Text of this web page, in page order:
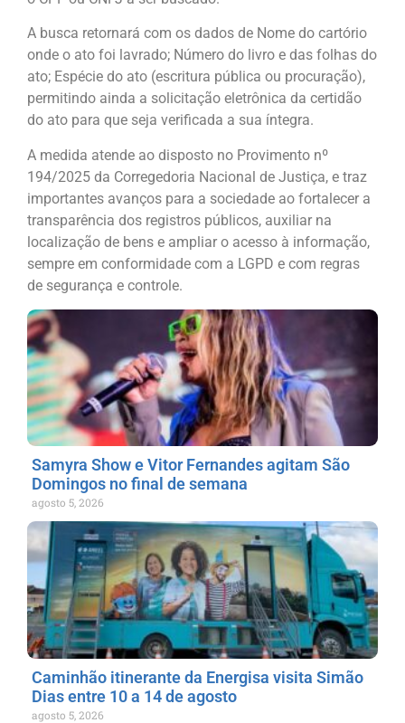
A busca retornará com os dados de Nome do cartório
onde o ato foi lavrado; Número do livro e das folhas do
ato; Espécie do ato (escritura pública ou procuração),
permitindo ainda a solicitação eletrônica da certidão
do ato para que seja verificada a sua íntegra.
A medida atende ao disposto no Provimento nº
194/2025 da Corregedoria Nacional de Justiça, e traz
importantes avanços para a sociedade ao fortalecer a
transparência dos registros públicos, auxiliar na
localização de bens e ampliar o acesso à informação,
sempre em conformidade com a LGPD e com regras
de segurança e controle.
Samyra Show e Vitor Fernandes agitam São
Domingos no final de semana
agosto 5, 2026
Caminhão itinerante da Energisa visita Simão
Dias entre 10 a 14 de agosto
agosto 5, 2026